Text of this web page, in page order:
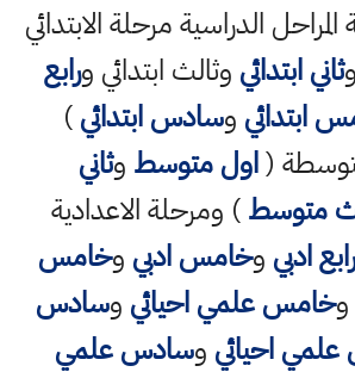
المراحل الدراسية مرحلة الابتدائي
وثاني ابتدائي وثالث ابتدائي ورابع
ابتدائي وسادس ابتدائي)
(اول متوسط وثاني
متوسط) ومرحلة الاعدادية
رابع ادبي وخامس ادبي وخامس
وخامس علمي احيائي وسادس
احيائي وسادس علمي